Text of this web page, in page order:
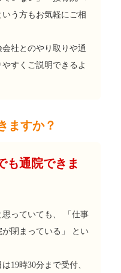
う方もお気軽にご相
社とのやり取りや通
すくご説明できるよ
ますか？
も通院できま
っていても、 「仕事
閉まっている」 とい
19時30分まで受付、